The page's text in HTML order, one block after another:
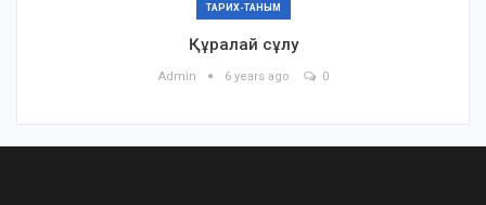
ТАРИХ-ТАНЫМ
Құралай сұлу
Admin 6 years ago 0